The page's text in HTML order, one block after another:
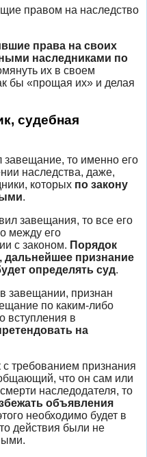
правом на наследство
права на своих
наследниками по
их в своем
бы «прощая их» и делая
судебная
завещание, то именно его
наследства, даже,
которых по закону
.
завещания, то все его
между его
с законом. Порядок
дальнейшее признание
определять суд.
завещании, признан
по каким-либо
вступления в
на
требованием признания
что он сам или
наследодателя, то
объявления
необходимо будет в
действия были не